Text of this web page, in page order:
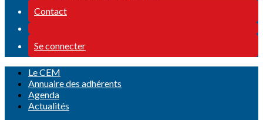
Contact
Se connecter
Le CEM
Annuaire des adhérents
Agenda
Actualités